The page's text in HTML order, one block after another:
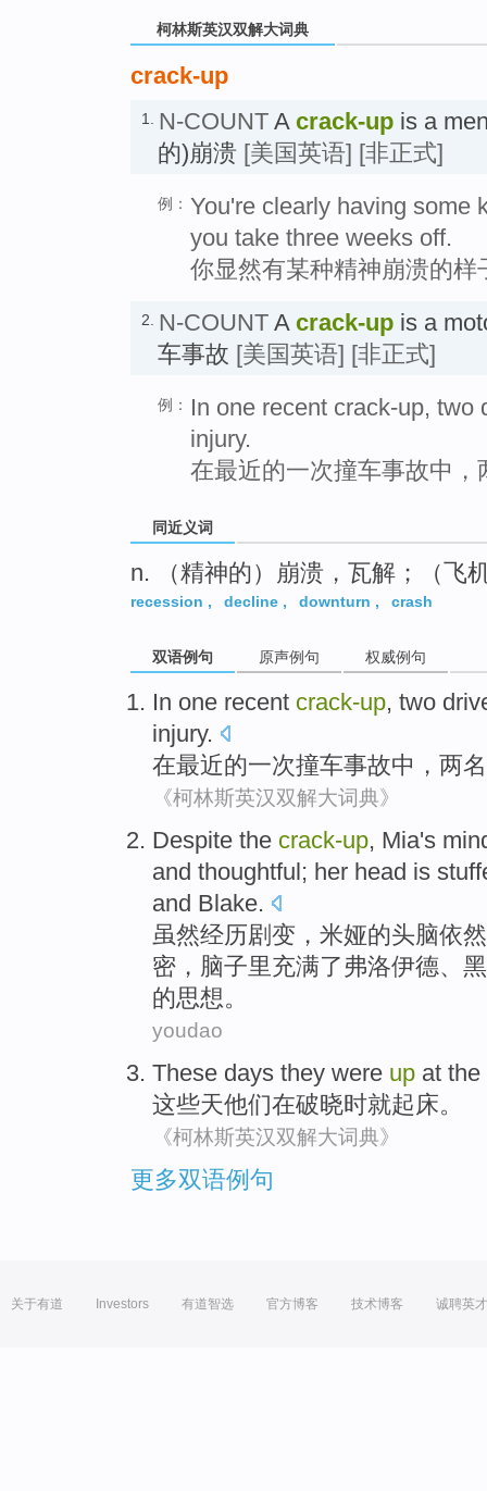
柯林斯英汉双解大词典
crack-up
1. N-COUNT A crack-up is a
的)崩溃 [美国英语] [非正式]
例： You're clearly having some
you take three weeks off.
你显然有某种精神崩溃的
2. N-COUNT A crack-up is a
车事故 [美国英语] [非正式]
例：
In one recent crack-up,
injury.
在最近的一次撞车事故中
同近义词
n. （精神的）崩溃，瓦解；（飞
recession , decline , downturn , crash
双语例句 原声例句 权威例句
In one recent crack-up, two
injury.
在最近的一次撞车事故中 ， 两
《柯林斯英汉双解大词典》
Despite the crack-up, Mia's
and thoughtful; her head is
and Blake.
虽然经历剧变 ， 米娅的头脑依
密， 脑子里充满了 弗洛伊德、
的思想。
youdao
These days they were up at the
这些天他们在破晓时就起床。
《柯林斯英汉双解大词典》
更多双语例句
关于有道 Investors 有道智选 官方博客 技术博客 诚聘英才